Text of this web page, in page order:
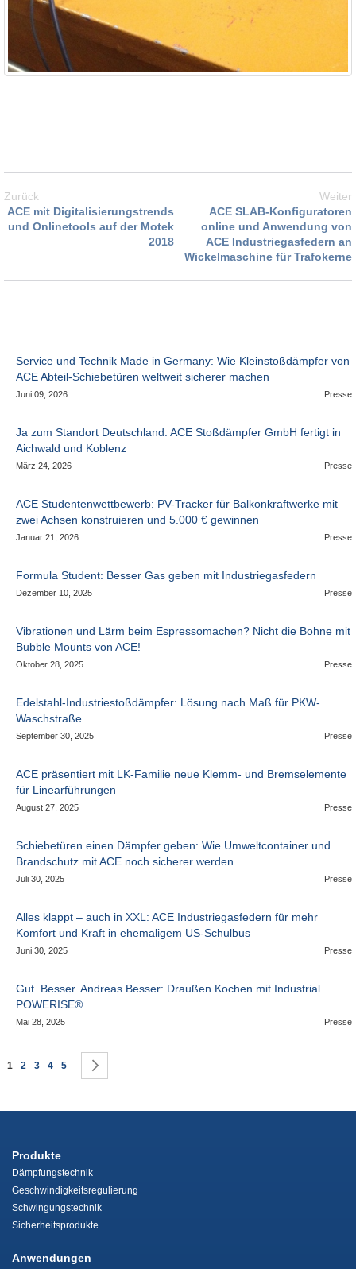
Zurück
ACE mit Digitalisierungstrends
und Onlinetools auf der Motek
2018
Weiter
ACE SLAB-Konfiguratoren
online und Anwendung von
ACE Industriegasfedern an
Wickelmaschine für Trafokerne
Service und Technik Made in Germany: Wie Kleinstoßdämpfer von
ACE Abteil-Schiebetüren weltweit sicherer machen
Juni 09, 2026 Presse
Ja zum Standort Deutschland: ACE Stoßdämpfer GmbH fertigt in
Aichwald und Koblenz
März 24, 2026 Presse
ACE Studentenwettbewerb: PV-Tracker für Balkonkraftwerke mit
zwei Achsen konstruieren und 5.000 € gewinnen
Januar 21, 2026 Presse
Formula Student: Besser Gas geben mit Industriegasfedern
Dezember 10, 2025 Presse
Vibrationen und Lärm beim Espressomachen? Nicht die Bohne mit
Bubble Mounts von ACE!
Oktober 28, 2025 Presse
Edelstahl-Industriestoßdämpfer: Lösung nach Maß für PKW-
Waschstraße
September 30, 2025 Presse
ACE präsentiert mit LK-Familie neue Klemm- und Bremselemente
für Linearführungen
August 27, 2025 Presse
Schiebetüren einen Dämpfer geben: Wie Umweltcontainer und
Brandschutz mit ACE noch sicherer werden
Juli 30, 2025 Presse
Alles klappt – auch in XXL: ACE Industriegasfedern für mehr
Komfort und Kraft in ehemaligem US-Schulbus
Juni 30, 2025 Presse
Gut. Besser. Andreas Besser: Draußen Kochen mit Industrial
POWERISE®
Mai 28, 2025 Presse
Seite
Sie lesen gerade die Seite
1 Seite
2 Seite
3 Seite
4 Seite
5
Produkte
Dämpfungstechnik
Geschwindigkeitsregulierung
Schwingungstechnik
Sicherheitsprodukte
Anwendungen